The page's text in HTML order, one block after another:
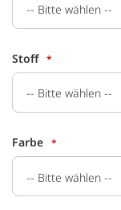
Stoff
Farbe